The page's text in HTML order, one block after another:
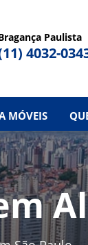
Paulista
4032-
MÓVEIS